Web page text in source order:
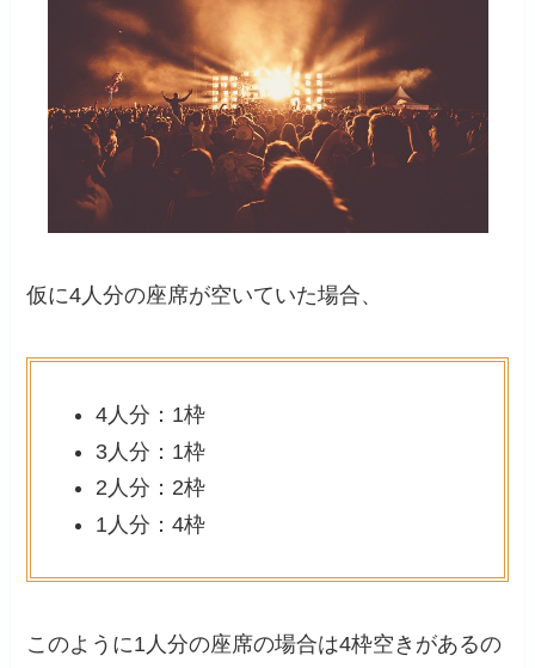
仮に4人分の座席が空いていた場合、
4人分：1枠
3人分：1枠
2人分：2枠
1人分：4枠
このように1人分の座席の場合は4枠空きがあるの